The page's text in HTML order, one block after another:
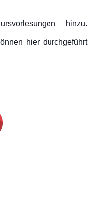
hinzu.
hier durchgeführt